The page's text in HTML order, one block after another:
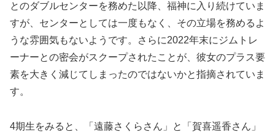
とのダブルセンターを務めた以降、福神に入り続けていま
すが、センターとしては一度もなく、その立場を務めるよ
うな雰囲気もないようです。さらに2022年末にジムトレ
ーナーとの密会がスクープされたことが、彼女のプラス要
素を大きく減じてしまったのではないかと指摘されていま
す。
4期生をみると、「遠藤さくらさん」と「賀喜遥香さん」